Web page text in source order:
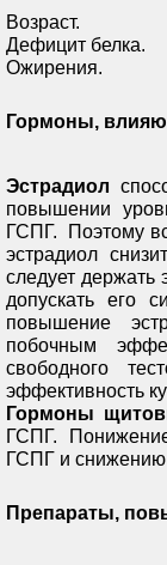
Возраст.
Дефицит белка.
Ожирения.
Гормоны,
Эстрадиол
повышении
ГСПГ. Поэтому
эстрадиол
следует держать
допускать его
повышение
побочным
свободного
эффективность
Гормоны
ГСПГ.
ГСПГ и снижению
Препараты,